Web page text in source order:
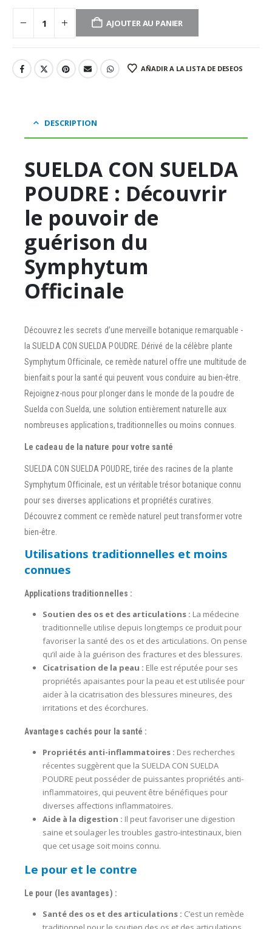
AJOUTER AU PANIER
AÑADIR A LA LISTA DE DESEOS
DESCRIPTION
SUELDA CON SUELDA
POUDRE : Découvrir
le pouvoir de
guérison du
Symphytum
Officinale
Découvrez les secrets d’une merveille botanique remarquable -
la SUELDA CON SUELDA POUDRE. Dérivé de la célèbre plante
Symphytum Officinale, ce remède naturel offre une multitude de
bienfaits pour la santé qui peuvent vous conduire au bien-être.
Rejoignez-nous pour plonger dans le monde de la poudre de
Suelda con Suelda, une solution entièrement naturelle aux
nombreuses applications, traditionnelles ou moins connues.
Le cadeau de la nature pour votre santé
SUELDA CON SUELDA POUDRE, tirée des racines de la plante
Symphytum Officinale, est un véritable trésor botanique connu
pour ses diverses applications et propriétés curatives.
Découvrez comment ce remède naturel peut transformer votre
bien-être.
Utilisations traditionnelles et moins
connues
Applications traditionnelles :
Soutien des os et des articulations : La médecine
traditionnelle utilise depuis longtemps ce produit pour
favoriser la santé des os et des articulations. On pense
qu’il aide à la guérison des fractures et des blessures.
Cicatrisation de la peau : Elle est réputée pour ses
propriétés apaisantes pour la peau et est utilisée pour
aider à la cicatrisation des blessures mineures, des
irritations et des écorchures.
Avantages cachés pour la santé :
Propriétés anti-inflammatoires : Des recherches
récentes suggèrent que la SUELDA CON SUELDA
POUDRE peut posséder de puissantes propriétés anti-
inflammatoires, qui peuvent être bénéfiques pour
diverses affections inflammatoires.
Aide à la digestion : Il peut favoriser une digestion
saine et soulager les troubles gastro-intestinaux, bien
que cet usage soit moins connu.
Le pour et le contre
Le pour (les avantages) :
Santé des os et des articulations : C’est un remède